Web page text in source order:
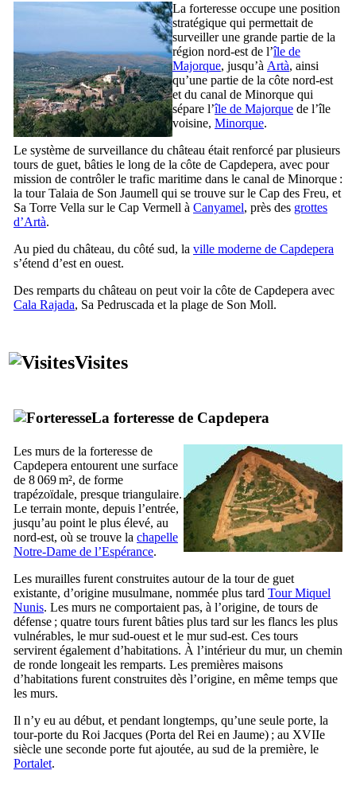
La forteresse occupe une position
stratégique qui permettait de
surveiller une grande partie de la
région nord-est de l’île de
Majorque, jusqu’à Artà, ainsi
qu’une partie de la côte nord-est
et du canal de Minorque qui
sépare l’île de Majorque de l’île
voisine, Minorque.
Le système de surveillance du château était renforcé par plusieurs
tours de guet, bâties le long de la côte de Capdepera, avec pour
mission de contrôler le trafic maritime dans le canal de Minorque :
la tourTalaia de Son Jaumell qui se trouve sur le Cap des Freu, et
Sa Torre Vella sur le Cap Vermell à Canyamel, près des grottes
d’Artà.
Au pied du château, du côté sud, la ville moderne de Capdepera
s’étend d’est en ouest.
Des remparts du château on peut voir la côte de Capdepera avec
Cala Rajada, Sa Pedruscada et la plage de Son Moll.
Visites
La forteresse de Capdepera
Les murs de la forteresse de
Capdepera entourent une surface
de 8 069 m², de forme
trapézoïdale, presque triangulaire.
Le terrain monte, depuis l’entrée,
jusqu’au point le plus élevé, au
nord-est, où se trouve la chapelle
Notre-Dame de l’Espérance.
Les murailles furent construites autour de la tour de guet
existante, d’origine musulmane, nommée plus tard TourMiquel
Nunis. Les murs ne comportaient pas, à l’origine, de tours de
défense ; quatre tours furent bâties plus tard sur les flancs les plus
vulnérables, le mur sud-ouest et le mur sud-est. Ces tours
servirent également d’habitations. À l’intérieur du mur, un chemin
de ronde longeait les remparts. Les premières maisons
d’habitations furent construites dès l’origine, en même temps que
les murs.
Il n’y eu au début, et pendant longtemps, qu’une seule porte, la
tour-porte du Roi Jacques (Porta del Rei en Jaume) ; au XVIIe
siècle une seconde porte fut ajoutée, au sud de la première, le
Portalet.